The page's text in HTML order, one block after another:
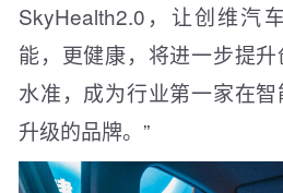
SkyHealth2.0，让创维汽
能，更健康，将进一步提
水准，成为行业第一家在
升级的品牌。”